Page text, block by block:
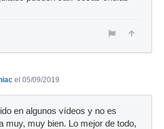
el 05/09/2019
en algunos vídeos y no es
muy, muy bien. Lo mejor de todo,